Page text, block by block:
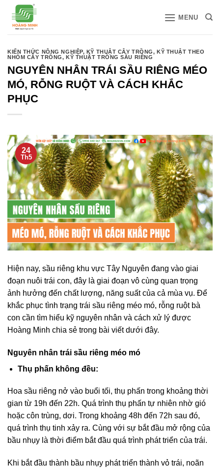
qua
MENU
KIẾN THỨC NÔNG NGHIỆP, KỸ THUẬT CÂY TRỒNG,KỸ THUẬT THEO
NHÓM CÂY TRỒNG, KỸ THUẬT TRỒNG SẦU RIÊNG
NGUYÊN NHÂN TRÁI SẦU RIÊNG MÉO
MÓ, RỖNG RUỘT VÀ CÁCH KHẮC
PHỤC
24
Th5
Hiện nay, sầu riêng khu vực Tây Nguyên đang vào giai
đoạn nuôi trái con, đây là giai đoạn vô cùng quan trọng
ảnh hưởng đến chất lượng, năng suất của cả mùa vụ. Để
khắc phục tình trạng trái sầu riêng méo mó, rỗng ruột bà
con cần tìm hiểu kỹ nguyên nhân và cách xử lý được
Hoàng Minh chia sẻ trong bài viết dưới đây.
Nguyên nhân trái sầu riêng méo mó
Thụ phấn không đều:
Hoa sầu riêng nở vào buổi tối, thụ phấn trong khoảng thời
gian từ 19h đến 22h. Quá trình thụ phấn tự nhiên nhờ gió
hoặc côn trùng, dơi. Trong khoảng 48h đến 72h sau đó,
quá trình thụ tinh xảy ra. Cùng với sự bắt đầu mở rộng của
bầu nhụy là thời điểm bắt đầu quá trình phát triển của trái.
Khi bắt đầu thành bầu nhụy phát triển thành vỏ trái, noãn